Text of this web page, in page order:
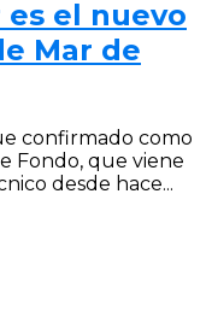
el nuevo
Mar de
confirmado como
Fondo, que viene
desde hace...